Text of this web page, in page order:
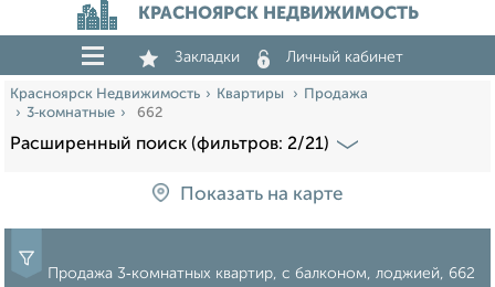
КРАСНОЯРСК НЕДВИЖИМОСТЬ
Закладки Личный кабинет
Красноярск Недвижимость Квартиры
Продажа
3‑комнатные
662
Расширенный поиск (фильтров: 2/21)
Показать на карте
Продажа 3‑комнатных квартир, с балконом, лоджией, 662